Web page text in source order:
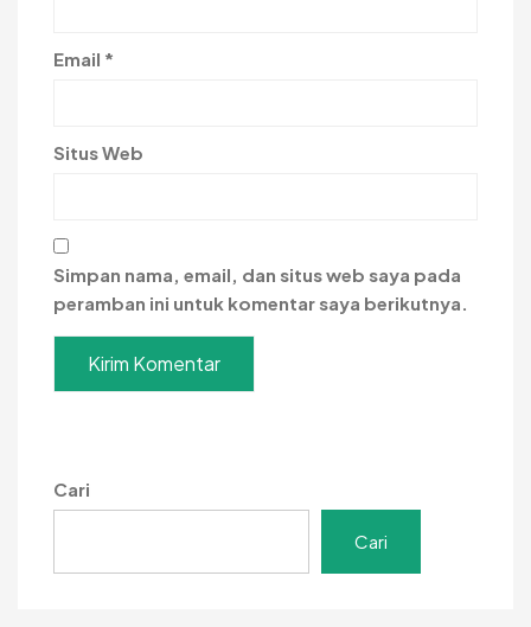
Email *
Situs Web
Simpan nama, email, dan situs web saya pada
peramban ini untuk komentar saya berikutnya.
Cari
Cari